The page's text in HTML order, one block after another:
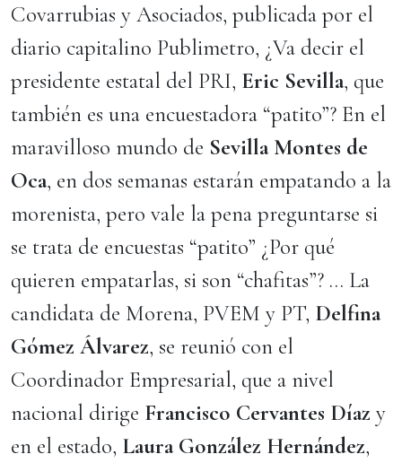
Covarrubias y Asociados, publicada por el
diario capitalino Publimetro, ¿Va decir el
presidente estatal del PRI, Eric Sevilla, que
también es una encuestadora “patito”? En el
maravilloso mundo de Sevilla Montes de
Oca, en dos semanas estarán empatando a la
morenista, pero vale la pena preguntarse si
se trata de encuestas “patito” ¿Por qué
quieren empatarlas, si son “chafitas”? … La
candidata de Morena, PVEM y PT, Delfina
Gómez Álvarez, se reunió con el
Coordinador Empresarial, que a nivel
nacional dirige Francisco Cervantes Díaz y
en el estado, Laura González Hernández,